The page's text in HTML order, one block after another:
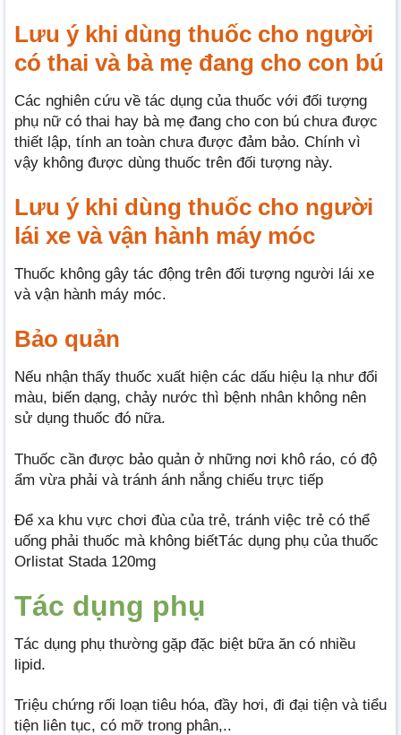
Lưu ý khi dùng thuốc cho người
có thai và bà mẹ đang cho con bú
Các nghiên cứu về tác dụng của thuốc với đối tượng
phụ nữ có thai hay bà mẹ đang cho con bú chưa được
thiết lập, tính an toàn chưa được đảm bảo. Chính vì
vậy không được dùng thuốc trên đối tượng này.
Lưu ý khi dùng thuốc cho người
lái xe và vận hành máy móc
Thuốc không gây tác động trên đối tượng người lái xe
và vận hành máy móc.
Bảo quản
Nếu nhận thấy thuốc xuất hiện các dấu hiệu lạ như đổi
màu, biến dạng, chảy nước thì bệnh nhân không nên
sử dụng thuốc đó nữa.
Thuốc cần được bảo quản ở những nơi khô ráo, có độ
ẩm vừa phải và tránh ánh nắng chiếu trực tiếp
Để xa khu vực chơi đùa của trẻ, tránh việc trẻ có thể
uống phải thuốc mà không biếtTác dụng phụ của thuốc
Orlistat Stada 120mg
Tác dụng phụ
Tác dụng phụ thường gặp đặc biệt bữa ăn có nhiều
lipid.
Triệu chứng rối loạn tiêu hóa, đầy hơi, đi đại tiện và tiểu
tiện liên tục, có mỡ trong phân,..